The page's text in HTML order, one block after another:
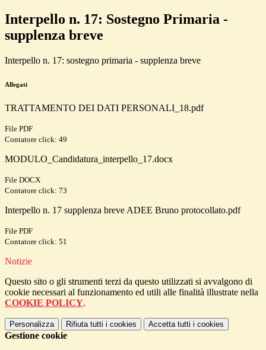
Interpello n. 17: Sostegno Primaria -
supplenza breve
Interpello n. 17: sostegno primaria - supplenza breve
Allegati
TRATTAMENTO DEI DATI PERSONALI_18.pdf
File PDF
Contatore click: 49
MODULO_Candidatura_interpello_17.docx
File DOCX
Contatore click: 73
Interpello n. 17 supplenza breve ADEE Bruno protocollato.pdf
File PDF
Contatore click: 51
Notizie
Questo sito o gli strumenti terzi da questo utilizzati si avvalgono di
cookie necessari al funzionamento ed utili alle finalità illustrate nella
COOKIE POLICY.
Personalizza Rifiuta tutti i cookies Accetta tutti i cookies
Gestione cookie